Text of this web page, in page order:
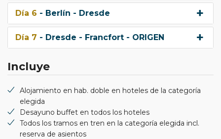
Día 6 - Berlín - Dresde
Día 7 - Dresde - Francfort - ORIGEN
Incluye
Alojamiento en hab. doble en hoteles de la categoría
elegida
Desayuno buffet en todos los hoteles
Todos los tramos en tren en la categoría elegida incl.
reserva de asientos